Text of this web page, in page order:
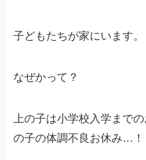
子どもたちが家にいます。
なぜかって？
上の子は小学校入学まで
の子の体調不良お休み…！